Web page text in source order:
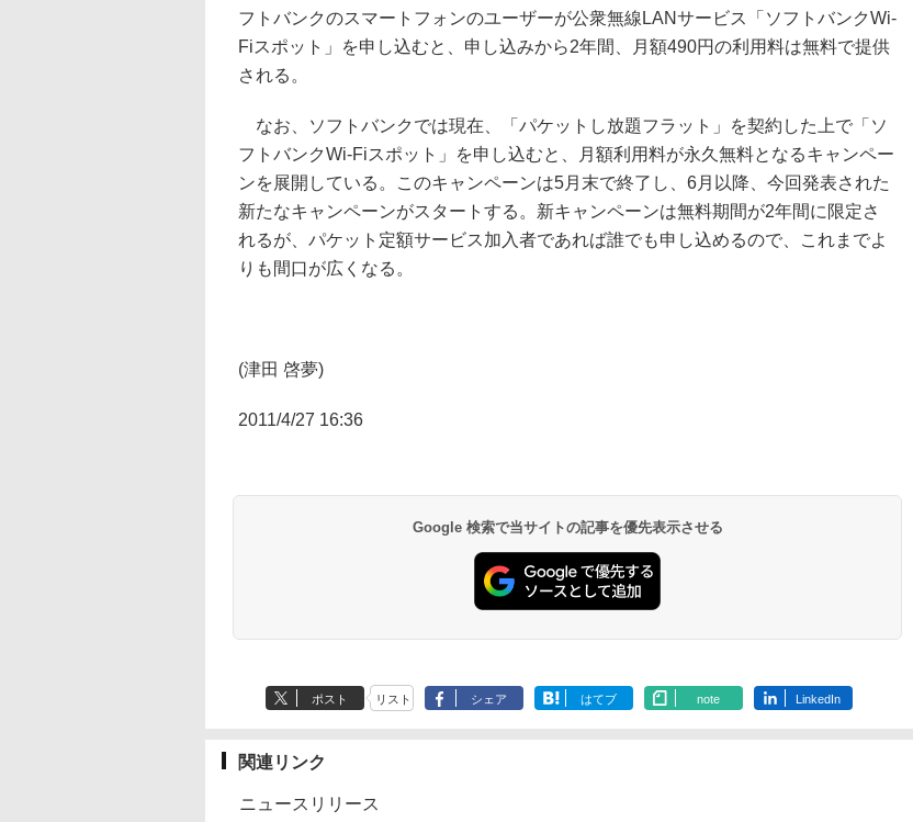
フトバンクのスマートフォンのユーザーが公衆無線LANサービス「ソフトバンクWi-
Fiスポット」を申し込むと、申し込みから2年間、月額490円の利用料は無料で提供
される。
なお、ソフトバンクでは現在、「パケットし放題フラット」を契約した上で「ソ
フトバンクWi-Fiスポット」を申し込むと、月額利用料が永久無料となるキャンペー
ンを展開している。このキャンペーンは5月末で終了し、6月以降、今回発表された
新たなキャンペーンがスタートする。新キャンペーンは無料期間が2年間に限定さ
れるが、パケット定額サービス加入者であれば誰でも申し込めるので、これまでよ
りも間口が広くなる。
(津田 啓夢)
2011/4/27 16:36
Google 検索で当サイトの記事を優先表示させる
ポスト リスト シェア はてブ note LinkedIn
関連リンク
ニュースリリース